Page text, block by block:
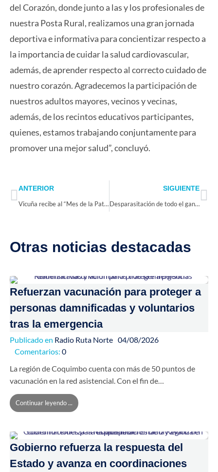
del Corazón, donde junto a las y los profesionales de
nuestra Posta Rural, realizamos una gran jornada
deportiva e informativa para concientizar respecto a
la importancia de cuidar la salud cardiovascular,
además, de aprender respecto al correcto cuidado de
nuestro corazón. Agradecemos la participación de
nuestros adultos mayores, vecinos y vecinas,
además, de los recintos educativos participantes,
quienes, estamos trabajando conjuntamente para
promover una mejor salud”, concluyó.
Prev
ANTERIOR
Vicuña recibe al “Mes de la Patria” con el lanzamiento oficial de la Pampilla de San Isidro y presentaciones artísticas
SIGUIENTE
Desparasitación de todo el ganado caprino y un nuevo Sitio de Inspecciones SAG/USDA: Los desafíos del nuevo Director SAG en la región de Coquimbo
Otras noticias destacadas
Refuerzan vacunación para proteger a
personas damnificadas y voluntarios
tras la emergencia
Publicado en Radio Ruta Norte 04/08/2026
Comentarios: 0
La región de Coquimbo cuenta con más de 50 puntos de
vacunación en la red asistencial. Con el fin de…
Continuar leyendo ...
Gobierno refuerza la respuesta del
Estado y avanza en coordinaciones